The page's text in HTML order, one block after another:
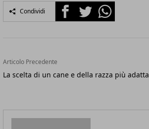
Condividi FacebookTwitterWhatsapp
Articolo Precedente
La scelta di un cane e della razza più adatta